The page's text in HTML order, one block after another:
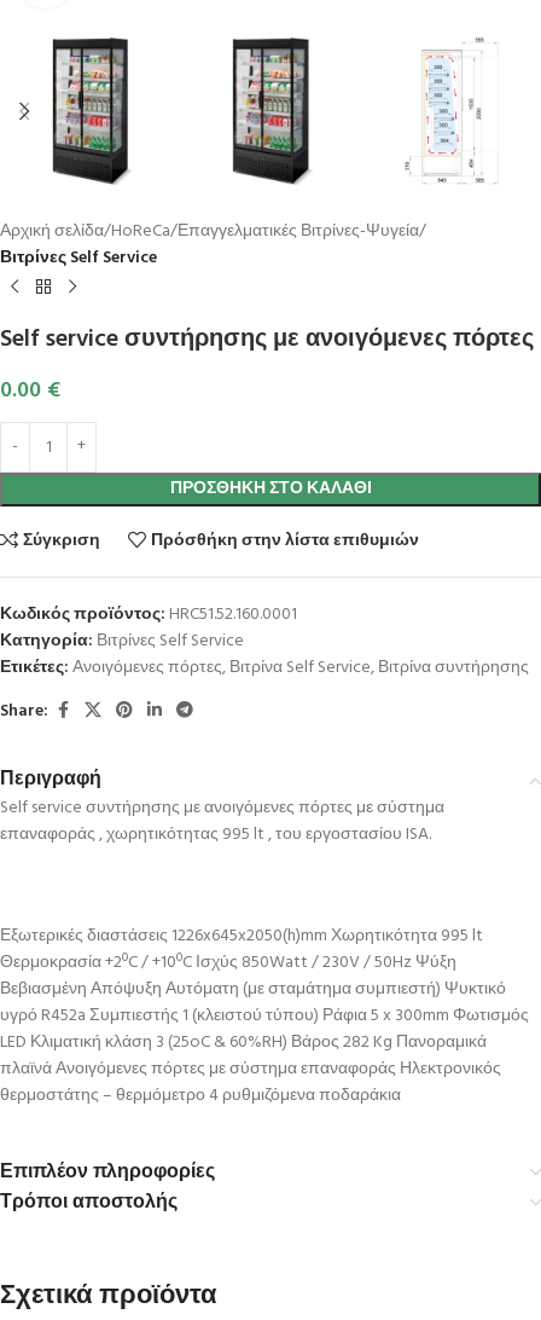
Αρχική σελίδα HoReCa Επαγγελματικές Βιτρίνες-Ψυγεία
Βιτρίνες Self Service
Self service συντήρησης με ανοιγόμενες πόρτες
0.00 €
ΠΡΟΣΘΉΚΗ ΣΤΟ ΚΑΛΆΘΙ
Σύγκριση
Πρόσθήκη στην λίστα επιθυμιών
Κωδικός προϊόντος: HRC51.52.160.0001
Κατηγορία: Βιτρίνες Self Service
Ετικέτες:Ανοιγόμενες πόρτες,Βιτρίνα Self Service,Βιτρίνα συντήρησης
Share:
Περιγραφή
Self service συντήρησης με ανοιγόμενες πόρτες με σύστημα
επαναφοράς , χωρητικότητας 995 lt , του εργοστασίου ISA.
Εξωτερικές διαστάσεις 1226x645x2050(h)mm Χωρητικότητα 995 lt
Θερμοκρασία +2ºC / +10ºC Ισχύς 850Watt / 230V / 50Hz Ψύξη
Βεβιασμένη Απόψυξη Αυτόματη (με σταμάτημα συμπιεστή) Ψυκτικό
υγρό R452a Συμπιεστής 1 (κλειστού τύπου) Ράφια 5 x 300mm Φωτισμός
LED Κλιματική κλάση 3 (25oC & 60%RH) Βάρος 282 Kg Πανοραμικά
πλαϊνά Ανοιγόμενες πόρτες με σύστημα επαναφοράς Ηλεκτρονικός
θερμοστάτης – θερμόμετρο 4 ρυθμιζόμενα ποδαράκια
Επιπλέον πληροφορίες
Τρόποι αποστολής
Σχετικά προϊόντα